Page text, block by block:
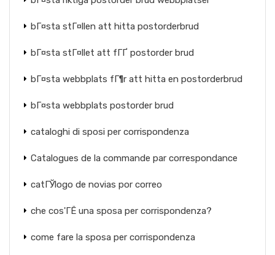
bГ¤sta stГ¤llen att hitta postorderbrud
bГ¤sta stГ¤llet att fГҐ postorder brud
bГ¤sta webbplats fГ¶r att hitta en postorderbrud
bГ¤sta webbplats postorder brud
cataloghi di sposi per corrispondenza
Catalogues de la commande par correspondance
catГЎlogo de novias por correo
che cos'ГЁ una sposa per corrispondenza?
come fare la sposa per corrispondenza